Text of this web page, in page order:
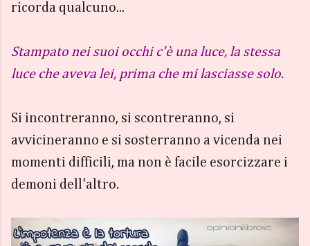
ricorda qualcuno...
Stampato nei suoi occhi c'è una luce, la stessa
luce che aveva lei, prima che mi lasciasse solo.
Si incontreranno, si scontreranno, si
avvicineranno e si sosterranno a vicenda nei
momenti difficili, ma non è facile esorcizzare i
demoni dell'altro.